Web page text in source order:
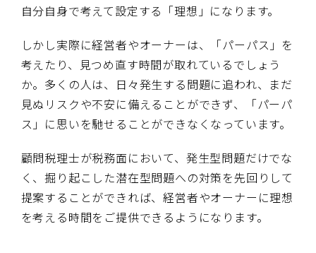
自分自身で考えて設定する「理想」になります。
しかし実際に経営者やオーナーは、「パーパス」を
考えたり、見つめ直す時間が取れているでしょう
か。多くの人は、日々発生する問題に追われ、まだ
見ぬリスクや不安に備えることができず、「パーパ
ス」に思いを馳せることができなくなっています。
顧問税理士が税務面において、発生型問題だけでな
く、掘り起こした潜在型問題への対策を先回りして
提案することができれば、経営者やオーナーに理想
を考える時間をご提供できるようになります。